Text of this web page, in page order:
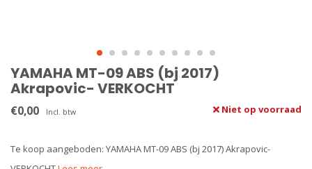
YAMAHA MT-09 ABS (bj 2017)
Akrapovic- VERKOCHT
€0,00 Incl. btw Niet op voorraad
Te koop aangeboden: YAMAHA MT-09 ABS (bj 2017) Akrapovic-